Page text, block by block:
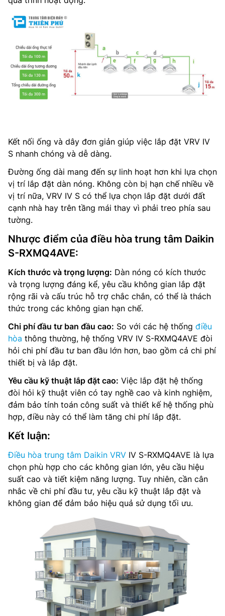
Kết nối ống và dây đơn giản giúp việc lắp đặt VRV IV
S nhanh chóng và dễ dàng.
Đường ống dài mang đến sự linh hoạt hơn khi lựa chọn
vị trí lắp đặt dàn nóng. Không còn bị hạn chế nhiều về
vị trí nữa, VRV IV S có thể lựa chọn lắp đặt dưới đất
cạnh nhà hay trên tầng mái thay vì phải treo phía sau
tường.
Nhược điểm của điều hòa trung tâm Daikin
S-RXMQ4AVE:
Kích thước và trọng lượng: Dàn nóng có kích thước
và trọng lượng đáng kể, yêu cầu không gian lắp đặt
rộng rãi và cấu trúc hỗ trợ chắc chắn, có thể là thách
thức trong các không gian hạn chế.
Chi phí đầu tư ban đầu cao: So với các hệ thống điều
hòa thông thường, hệ thống VRV IV S-RXMQ4AVE đòi
hỏi chi phí đầu tư ban đầu lớn hơn, bao gồm cả chi phí
thiết bị và lắp đặt.
Yêu cầu kỹ thuật lắp đặt cao: Việc lắp đặt hệ thống
đòi hỏi kỹ thuật viên có tay nghề cao và kinh nghiệm,
đảm bảo tính toán công suất và thiết kế hệ thống phù
hợp, điều này có thể làm tăng chi phí lắp đặt.
Kết luận:
Điều hòa trung tâm Daikin VRV IV S-RXMQ4AVE là lựa
chọn phù hợp cho các không gian lớn, yêu cầu hiệu
suất cao và tiết kiệm năng lượng. Tuy nhiên, cần cân
nhắc về chi phí đầu tư, yêu cầu kỹ thuật lắp đặt và
không gian để đảm bảo hiệu quả sử dụng tối ưu.